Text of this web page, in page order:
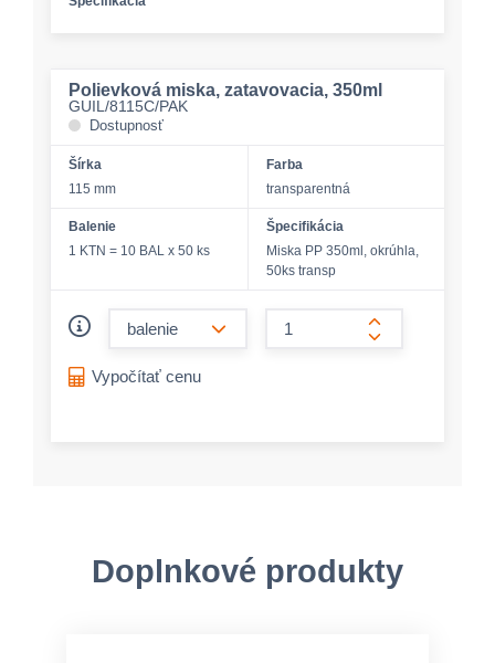
Polievková miska, zatavovacia, 350ml
GUIL/8115C/PAK
Dostupnosť
Šírka
115 mm
Farba
transparentná
Balenie
1 KTN = 10 BAL x 50 ks
Špecifikácia
Miska PP 350ml, okrúhla,
50ks transp
form.increase-
Vypočítať cenu
Doplnkové produkty